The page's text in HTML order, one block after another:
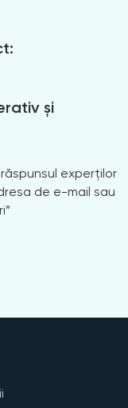
și
experților
de e-mail sau